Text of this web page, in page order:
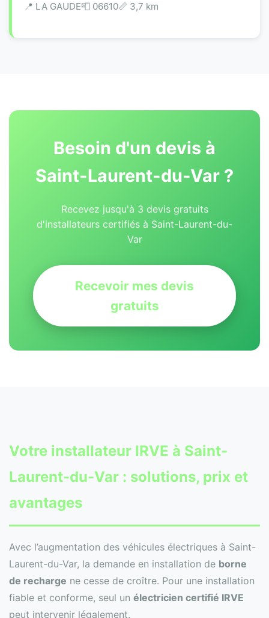
📍 LA GAUDE📮 06610📏 3,7 km
Besoin d'un devis à
Saint-Laurent-du-Var ?
Recevez jusqu'à 3 devis gratuits
d'installateurs certifiés à Saint-Laurent-du-
Var
Recevoir mes devis
gratuits
Votre installateur IRVE à Saint-
Laurent-du-Var : solutions, prix et
avantages
Avec l’augmentation des véhicules électriques à Saint-
Laurent-du-Var, la demande en installation de borne
de recharge ne cesse de croître. Pour une installation
fiable et conforme, seul un électricien certifié IRVE
peut intervenir légalement.